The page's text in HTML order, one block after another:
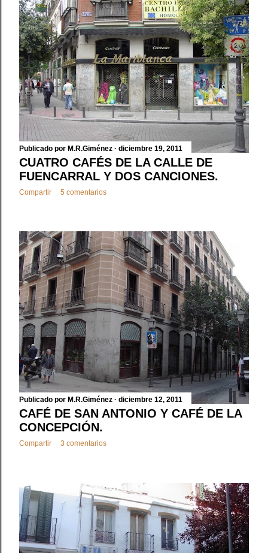
Publicado por M.R.Giménez diciembre 19, 2011
CUATRO CAFÉS DE LA CALLE DE
FUENCARRAL Y DOS CANCIONES.
Compartir 5 comentarios
Publicado por M.R.Giménez diciembre 12, 2011
CAFÉ DE SAN ANTONIO Y CAFÉ DE LA
CONCEPCIÓN.
Compartir 3 comentarios